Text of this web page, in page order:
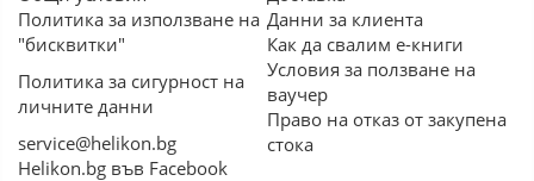
Политика за използване на
"бисквитки"
Политика за сигурност на
личните данни
service@helikon.bg
Helikon.bg във Facebook
Данни за клиента
Как да свалим е-книги
Условия за ползване на
ваучер
Право на отказ от закупена
стока